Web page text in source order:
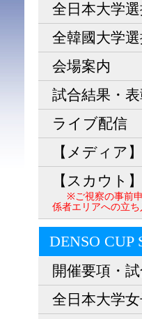
全日本大学
全韓國大学
会場案内
試合結果・
ライブ配信
【メディア
【スカウト
※ご視察の事前
係者エリアへの立
DENSO
開催要項・
全日本大学